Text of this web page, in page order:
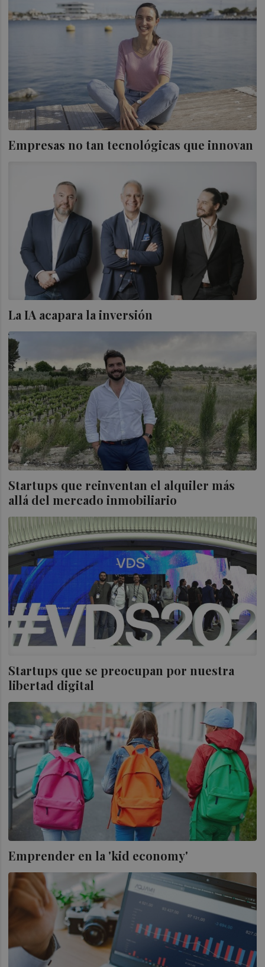
Empresas no tan tecnológicas que innovan
La IA acapara la inversión
Startups que reinventan el alquiler más
allá del mercado inmobiliario
Startups que se preocupan por nuestra
libertad digital
Emprender en la 'kid economy'